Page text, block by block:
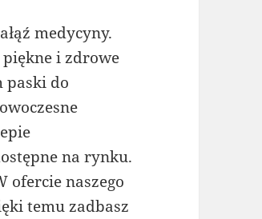
medycyny.
piękne i zdrowe
paski do
na rynku.
ofercie naszego
temu zadbasz